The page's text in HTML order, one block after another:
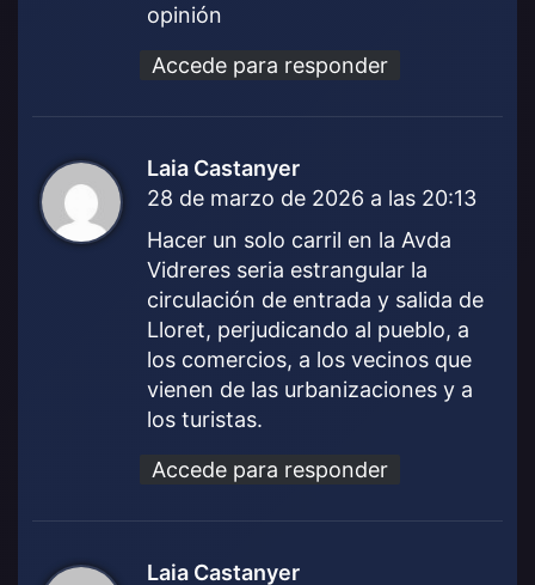
opinión
Accede para responder
Laia Castanyer
i
e
28 de marzo de 2026 a las 20:13
Hacer un solo carril en la Avda
Vidreres seria estrangular la
circulación de entrada y salida de
Lloret, perjudicando al pueblo, a
los comercios, a los vecinos que
vienen de las urbanizaciones y a
los turistas.
Accede para responder
Laia Castanyer